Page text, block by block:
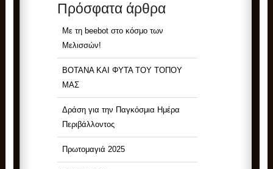
Πρόσφατα άρθρα
Με τη beebot στο κόσμο των
Μελισσών!
ΒΟΤΑΝΑ ΚΑΙ ΦΥΤΑ ΤΟΥ ΤΟΠΟΥ
ΜΑΣ
Δράση για την Παγκόσμια Ημέρα
Περιβάλλοντος
Πρωτομαγιά 2025